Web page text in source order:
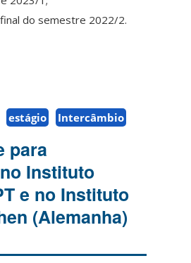
do semestre 2022/2.
estágio Intercâmbio
para
Instituto
e no Instituto
(Alemanha)